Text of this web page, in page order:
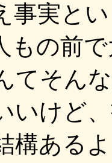
実と
もの前
てそん
いけど
構ある